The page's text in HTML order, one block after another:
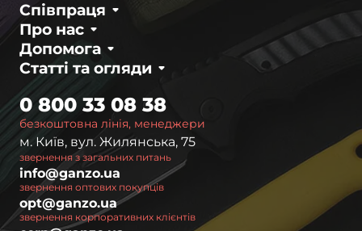
Про нас
Співпраця
Статті та огляди
Допомога
безкоштовна лінія, менеджери
0 800 33 08 38
м. Київ, вул. Жилянська, 75
звернення з загальних питань
info@ganzo.ua
звернення оптових покупців
opt@ganzo.ua
звернення корпоративних клієнтів